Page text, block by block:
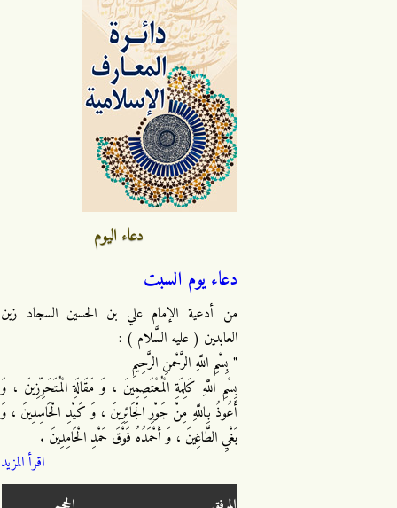
دعاء اليوم
دعاء يوم السبت
من أدعية الإمام علي بن الحسين السجاد زين
العابدين ( عليه السَّلام ) :
" بِسْمِ اللَّهِ الرَّحْمنِ الرَّحِيمِ
بِسْمِ اللَّهِ كَلِمَةِ الْمُعْتَصِمِينَ ، وَ مَقَالَةِ الْمُتَحَرِّزِينَ ، وَ
أَعُوذُ بِاللَّهِ مِنْ جَوْرِ الْجَائِرِينَ ، وَ كَيْدِ الْحَاسِدِينَ ، وَ
بَغْيِ الطَّاغِينَ ، وَ أَحْمَدُهُ فَوْقَ حَمْدِ الْحَامِدِينَ .
اقرأ المزيد